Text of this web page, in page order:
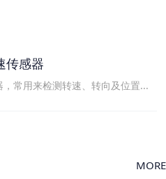
传感器
常用来检测转速、转向及位置...
MORE